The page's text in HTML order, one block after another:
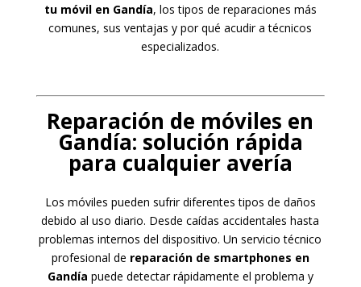
tu móvil en Gandía, los tipos de reparaciones más
comunes, sus ventajas y por qué acudir a técnicos
especializados.
Reparación de móviles en
Gandía: solución rápida
para cualquier avería
Los móviles pueden sufrir diferentes tipos de daños
debido al uso diario. Desde caídas accidentales hasta
problemas internos del dispositivo. Un servicio técnico
profesional de reparación de smartphones en
Gandía puede detectar rápidamente el problema y